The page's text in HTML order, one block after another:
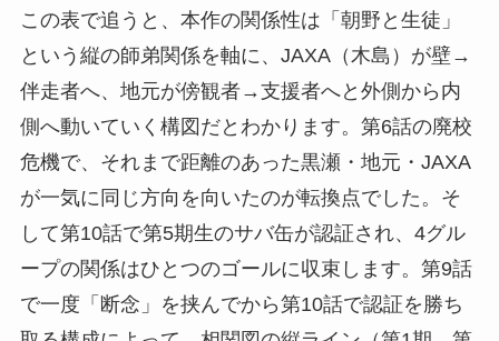
この表で追うと、本作の関係性は「朝野と生徒」
という縦の師弟関係を軸に、JAXA（木島）が壁→
伴走者へ、地元が傍観者→支援者へと外側から内
側へ動いていく構図だとわかります。第6話の廃校
危機で、それまで距離のあった黒瀬・地元・JAXA
が一気に同じ方向を向いたのが転換点でした。そ
して第10話で第5期生のサバ缶が認証され、4グル
ープの関係はひとつのゴールに収束します。第9話
で一度「断念」を挟んでから第10話で認証を勝ち